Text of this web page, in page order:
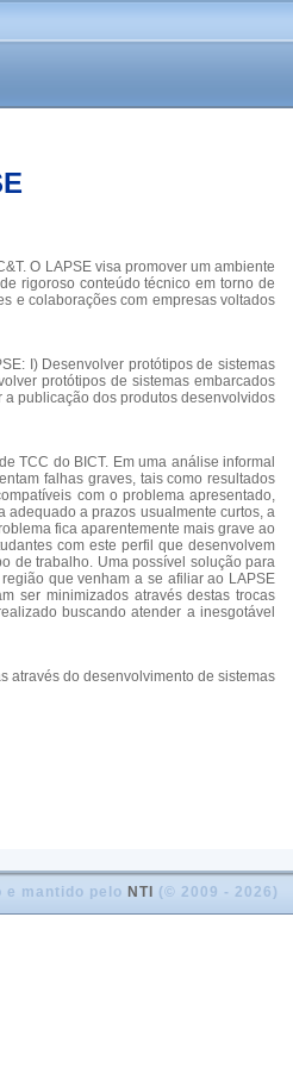
O LAPSE visa promover um ambiente
rigoroso conteúdo técnico em torno de
e colaborações com empresas voltados
I) Desenvolver protótipos de sistemas
protótipos de sistemas embarcados
publicação dos produtos desenvolvidos
TCC do BICT. Em uma análise informal
falhas graves, tais como resultados
com o problema apresentado,
adequado a prazos usualmente curtos, a
fica aparentemente mais grave ao
com este perfil que desenvolvem
de trabalho. Uma possível solução para
que venham a se afiliar ao LAPSE
ser minimizados através destas trocas
buscando atender a inesgotável
através do desenvolvimento de sistemas
e mantido pelo NTI (© 2009 - 2026)